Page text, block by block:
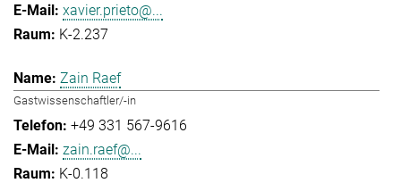
xavier.prieto@...
K-2.237
Zain Raef
Gastwissenschaftler/-in
+49 331 567-9616
zain.raef@...
K-0.118